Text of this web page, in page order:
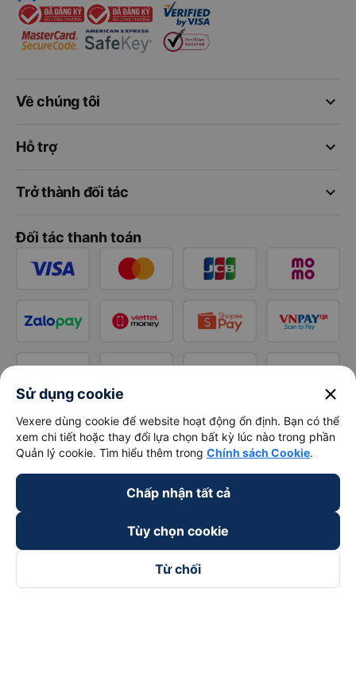
keyboard_arrow_down
Về chúng tôi
keyboard_arrow_down
Hỗ trợ
keyboard_arrow_down
Trở thành đối tác
Đối tác thanh toán
Sử dụng cookie close
Vexere dùng cookie để website hoạt động ổn định. Bạn có thể
xem chi tiết hoặc thay đổi lựa chọn bất kỳ lúc nào trong phần
Quản lý cookie. Tìm hiểu thêm trong Chính sách Cookie.
Chấp nhận tất cả
Tùy chọn cookie
Từ chối